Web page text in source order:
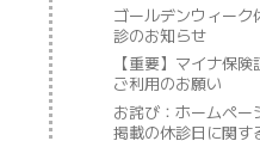
ゴールデンウィーク
診のお知らせ
【重要】マイナ保険
ご利用のお願い
お詫び：ホームペー
掲載の休診日に関す